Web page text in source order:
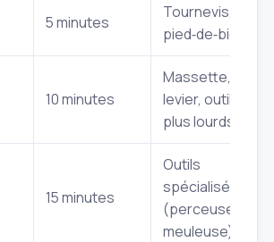
5 minutes
Tournevis,
pied‑de‑biche
10 minutes
Massette,
levier, outils
plus lourds
15 minutes
Outils
spécialisés
(perceuse,
meuleuse)